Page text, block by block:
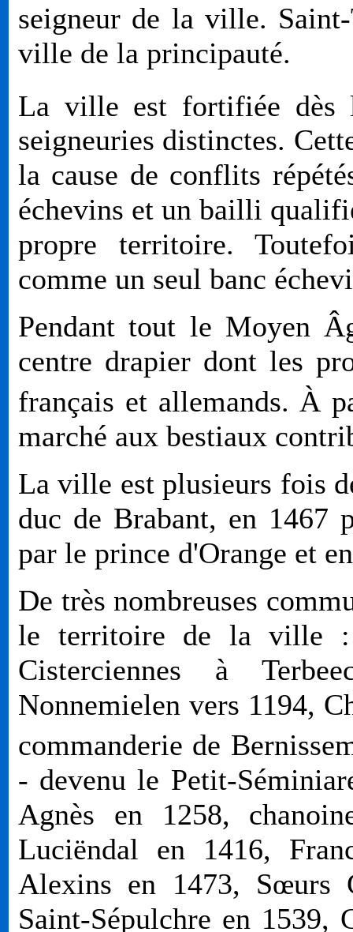
seigneur de la ville.
ville de la principauté.
La ville est fortifiée
seigneuries distinctes.
la cause de conflits
échevins et un bailli
propre territoire.
comme un seul banc
Pendant tout le Moyen
centre drapier dont les
français et allemands. À
marché aux bestiaux
La ville est plusieurs fois
duc de Brabant, en 1467
par le prince d'Orange et
De très nombreuses
le territoire de la ville :
Cisterciennes à
Nonnemielen vers 1194,
commanderie de
- devenu le Petit-
Agnès en 1258,
Luciëndal en 1416,
Alexins en 1473, Sœurs
Saint-Sépulchre en 1539,